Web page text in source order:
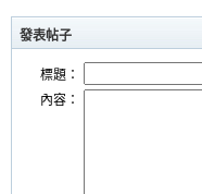
發表帖子
標題：
內容：